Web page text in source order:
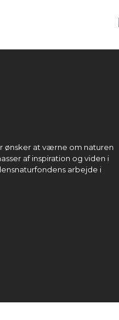
ønsker at værne om naturen
af inspiration og viden i
arbejde i